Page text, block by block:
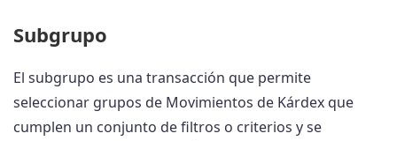
Subgrupo
El subgrupo es una transacción que permite
seleccionar grupos de Movimientos de Kárdex que
cumplen un conjunto de filtros o criterios y se